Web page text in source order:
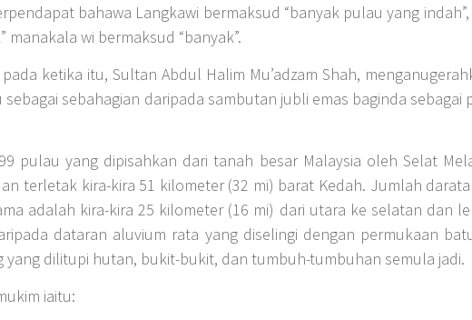
bahawa Langkawi bermaksud “banyak pulau yang
manakala wi bermaksud “banyak”.
ketika itu, Sultan Abdul Halim Mu’adzam Shah,
sebahagian daripada sambutan jubli emas baginda sebagai
pulau yang dipisahkan dari tanah besar Malaysia oleh Selat
terletak kira-kira 51 kilometer (32 mi) barat Kedah. Jumlah
adalah kira-kira 25 kilometer (16 mi) dari utara ke selatan dan
dataran aluvium rata yang diselingi dengan permukaan
dilitupi hutan, bukit-bukit, dan tumbuh-tumbuhan semula jadi.
iaitu: